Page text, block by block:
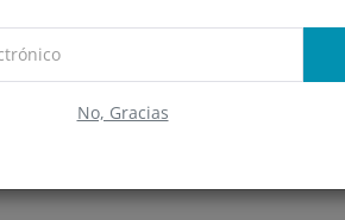
No, Gracias